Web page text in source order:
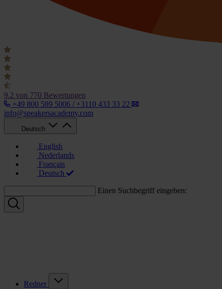
9.2 von 770 Bewertungen
+49 800 589 5006 / +3110 433 33 22
info@speakersacademy.com
Deutsch
English
Nederlands
Français
Deutsch
Einen Suchbegriff eingeben:
Redner